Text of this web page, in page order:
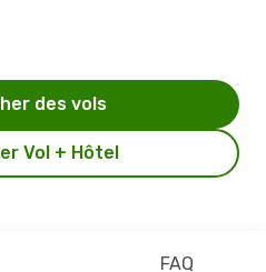
Vol + Hôtel
des vols
FAQ